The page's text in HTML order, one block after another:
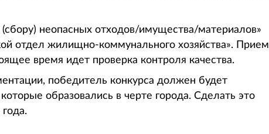
неопасных отходов/имущества/материалов»
отдел жилищно-коммунального хозяйства». Прием
время идет проверка контроля качества.
победитель конкурса должен будет
образовались в черте города. Сделать это